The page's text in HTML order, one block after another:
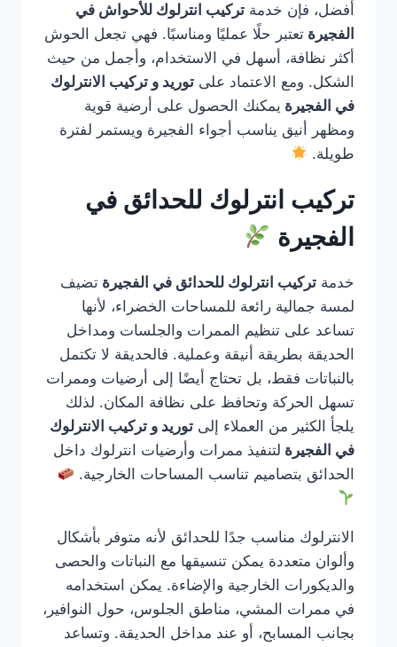
أفضل، فإن خدمة تركيب انترلوك للأحواش في
الفجيرة تعتبر حلًا عمليًا ومناسبًا. فهي تجعل الحوش
أكثر نظافة، أسهل في الاستخدام، وأجمل من حيث
الشكل. ومع الاعتماد على توريد و تركيب الانترلوك
في الفجيرة يمكنك الحصول على أرضية قوية
ومظهر أنيق يناسب أجواء الفجيرة ويستمر لفترة
طويلة.
تركيب انترلوك للحدائق في
الفجيرة
خدمة تركيب انترلوك للحدائق في الفجيرة تضيف
لمسة جمالية رائعة للمساحات الخضراء، لأنها
تساعد على تنظيم الممرات والجلسات ومداخل
الحديقة بطريقة أنيقة وعملية. فالحديقة لا تكتمل
بالنباتات فقط، بل تحتاج أيضًا إلى أرضيات وممرات
تسهل الحركة وتحافظ على نظافة المكان. لذلك
يلجأ الكثير من العملاء إلى توريد و تركيب الانترلوك
في الفجيرة لتنفيذ ممرات وأرضيات انترلوك داخل
الحدائق بتصاميم تناسب المساحات الخارجية.
الانترلوك مناسب جدًا للحدائق لأنه متوفر بأشكال
وألوان متعددة يمكن تنسيقها مع النباتات والحصى
والديكورات الخارجية والإضاءة. يمكن استخدامه
في ممرات المشي، مناطق الجلوس، حول النوافير،
بجانب المسابح، أو عند مداخل الحديقة. وتساعد